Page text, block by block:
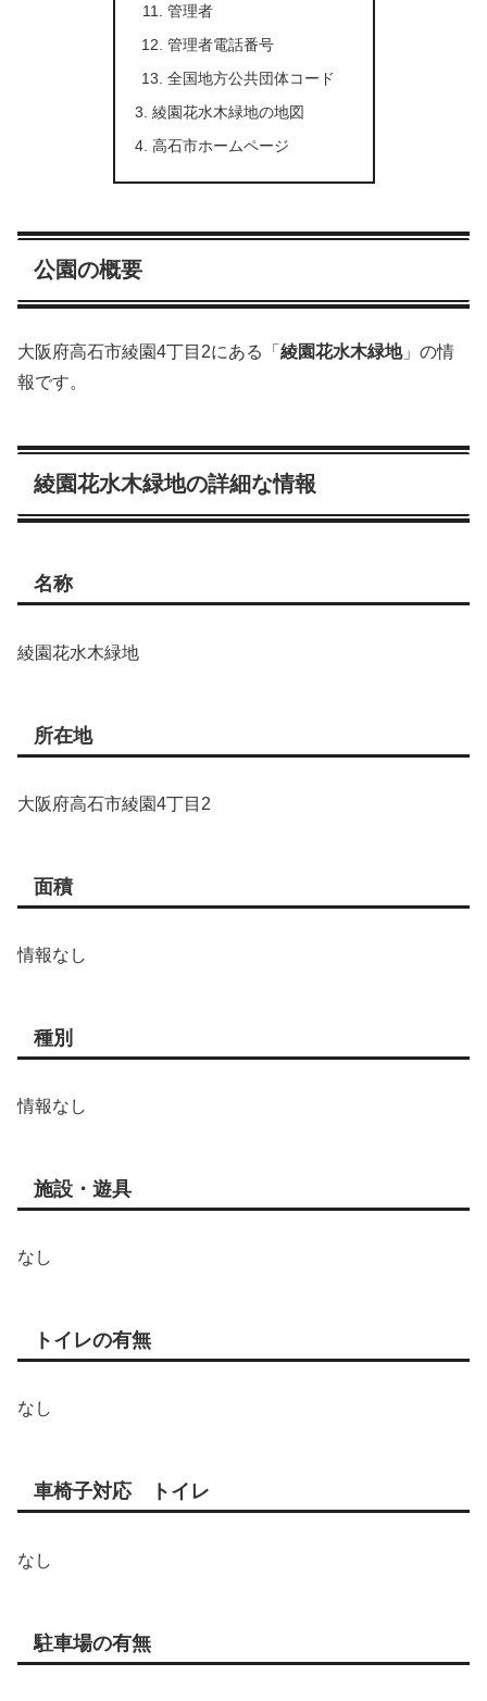
管理者
管理者電話番号
全国地方公共団体コード
綾園花水木緑地の地図
高石市ホームページ
公園の概要
大阪府高石市綾園4丁目2にある「 綾園花水木緑地」の情
報です。
綾園花水木緑地の詳細な情報
名称
綾園花水木緑地
所在地
大阪府高石市綾園4丁目2
面積
情報なし
種別
情報なし
施設・遊具
なし
トイレの有無
なし
車椅子対応 トイレ
なし
駐車場の有無